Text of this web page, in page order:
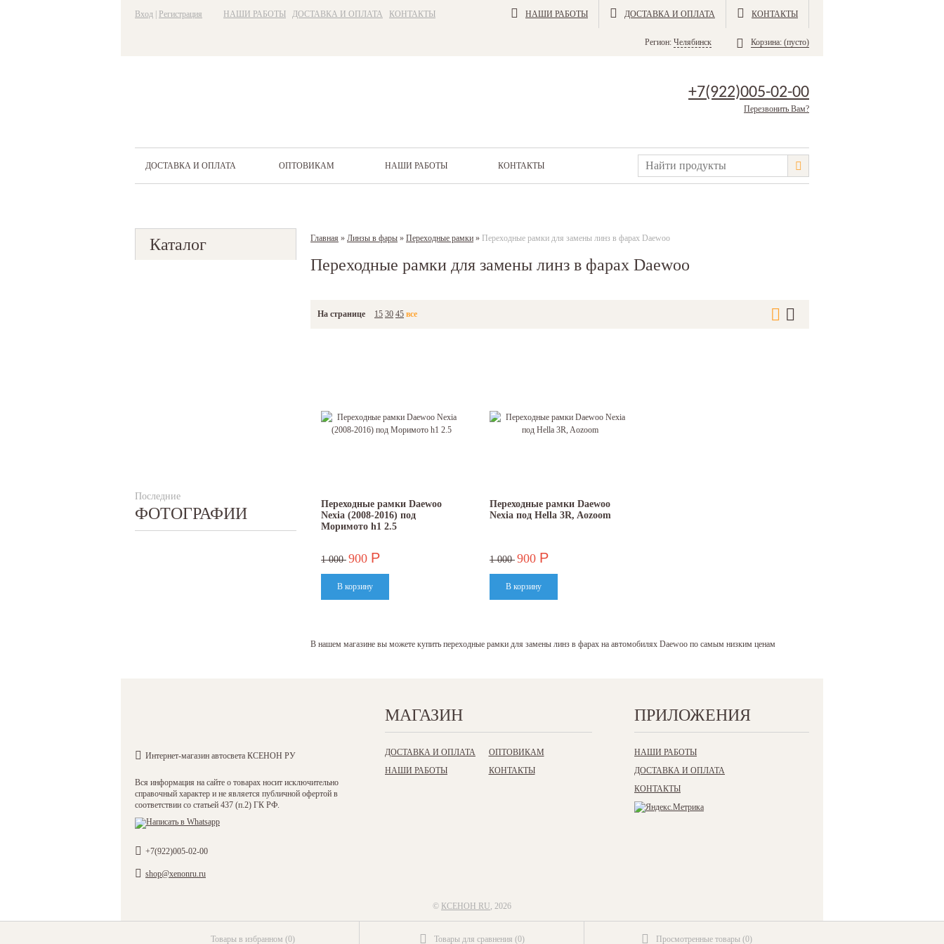
Вход Регистрация НАШИ РАБОТЫ ДОСТАВКА И ОПЛАТА КОНТАКТЫ НАШИ РАБОТЫ ДОСТАВКА И ОПЛАТА КОНТАКТЫ
Регион: Челябинск Корзина: (пусто)
+7(922)005-02-00
Перезвонить Вам?
ДОСТАВКА И ОПЛАТА ОПТОВИКАМ НАШИ РАБОТЫ КОНТАКТЫ
Каталог
Последние
ФОТОГРАФИИ
Главная » Линзы в фары » Переходные рамки » Переходные рамки для замены линз в фарах Daewoo
Переходные рамки для замены линз в фарах Daewoo
На странице 15 30 45 все
Переходные рамки Daewoo
Nexia (2008-2016) под
Моримото h1 2.5
1 000 900 Р
Переходные рамки Daewoo
Nexia под Hella 3R, Aozoom
1 000 900 Р
В нашем магазине вы можете купить переходные рамки для замены линз в фарах на автомобилях Daewoo по самым низким ценам
Интернет-магазин автосвета КСЕНОН РУ
Вся информация на сайте о товарах носит исключительно
справочный характер и не является публичной офертой в
соответствии со статьей 437 (п.2) ГК РФ.
+7(922)005-02-00
shop@xenonru.ru
МАГАЗИН
ДОСТАВКА И ОПЛАТА
ОПТОВИКАМ
НАШИ РАБОТЫ
КОНТАКТЫ
ПРИЛОЖЕНИЯ
НАШИ РАБОТЫ
ДОСТАВКА И ОПЛАТА
КОНТАКТЫ
© КСЕНОН RU, 2026
Товары в избранном (0) Товары для сравнения (0) Просмотренные товары (0)